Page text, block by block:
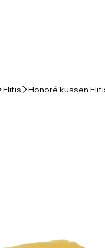
Elitis Honoré kussen